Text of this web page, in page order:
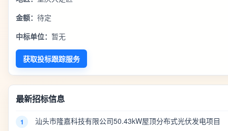
金额： 待定
中标单位： 暂无
获取投标跟踪服务
最新招标信息
1 汕头市隆嘉科技有限公司50.43kW屋顶分布式光伏发电项目